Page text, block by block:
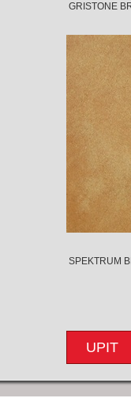
GRISTONE
SPEKTRUM
UPIT